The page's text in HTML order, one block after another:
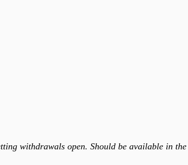
withdrawals open. Should be available in